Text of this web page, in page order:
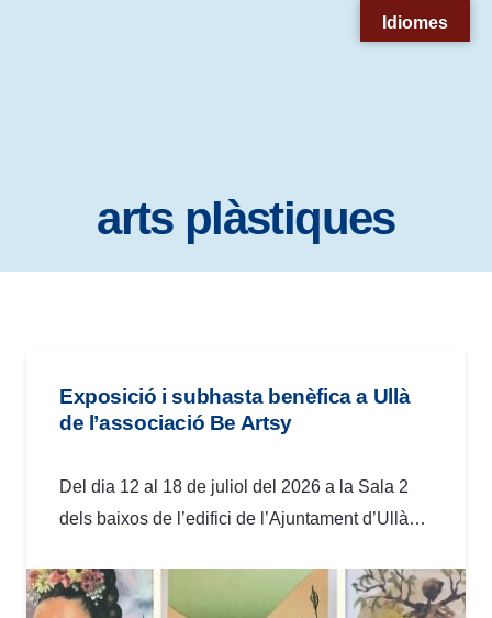
accesibilidad.
arts plàstiques
Exposició i subhasta benèfica a Ullà
de l’associació Be Artsy
Del dia 12 al 18 de juliol del 2026 a la Sala 2
dels baixos de l’edifici de l’Ajuntament d’Ullà…
Idiomes